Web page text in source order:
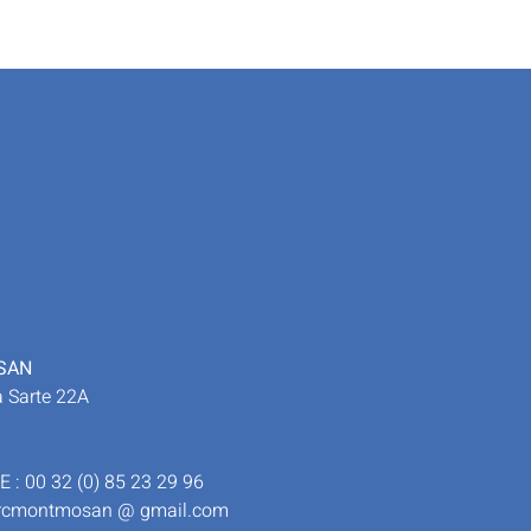
Sarte 22A
: 00 32 (0) 85 23 29 96
@ gmail.com